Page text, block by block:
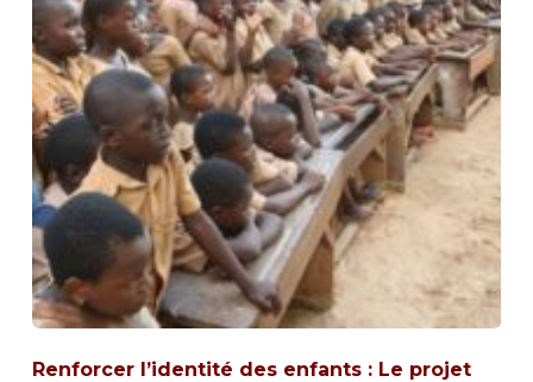
Renforcer l’identité des enfants : Le projet